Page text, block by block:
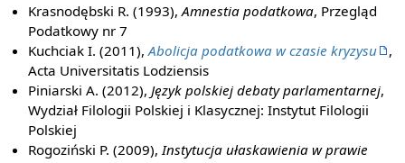
Krasnodębski R. (1993),Amnestia podatkowa, Przegląd
Podatkowy nr 7
Kuchciak I. (2011),Abolicja podatkowa w czasie kryzysu
,
Acta Universitatis Lodziensis
Piniarski A. (2012), Język polskiej debaty parlamentarnej,
Wydział Filologii Polskiej i Klasycznej: Instytut Filologii
Polskiej
Rogoziński P. (2009), Instytucja ułaskawienia w prawie